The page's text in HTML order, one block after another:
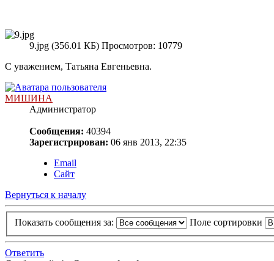
9.jpg (356.01 КБ) Просмотров: 10779
С уважением, Татьяна Евгеньевна.
МИШИНА
Администратор
Сообщения: 40394
Зарегистрирован: 06 янв 2013, 22:35
Email
Сайт
Вернуться к началу
Показать сообщения за: Поле сортировки
Ответить